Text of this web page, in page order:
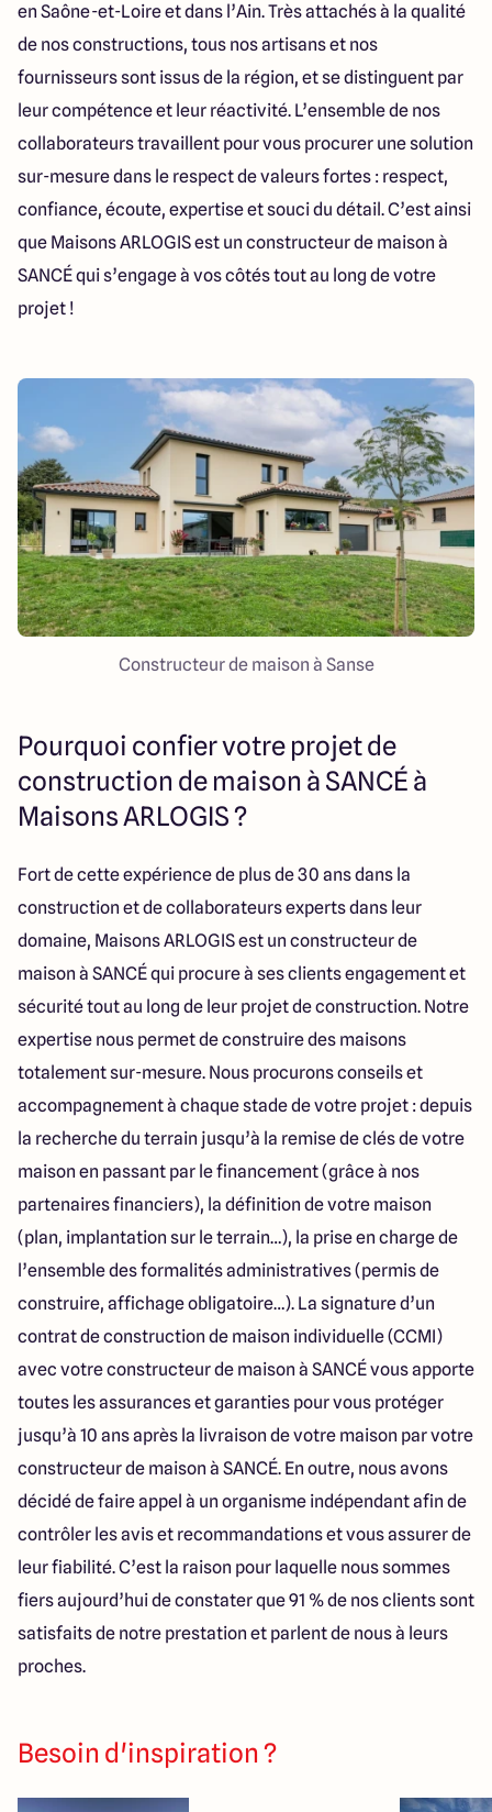
en Saône-et-Loire et dans l’Ain. Très attachés à la qualité
de nos constructions, tous nos artisans et nos
fournisseurs sont issus de la région, et se distinguent par
leur compétence et leur réactivité. L’ensemble de nos
collaborateurs travaillent pour vous procurer une solution
sur-mesure dans le respect de valeurs fortes : respect,
confiance, écoute, expertise et souci du détail. C’est ainsi
que Maisons ARLOGIS est un constructeur de maison à
SANCÉ qui s’engage à vos côtés tout au long de votre
projet !
Constructeur de maison à Sanse
Pourquoi confier votre projet de
construction de maison à SANCÉ à
Maisons ARLOGIS ?
Fort de cette expérience de plus de 30 ans dans la
construction et de collaborateurs experts dans leur
domaine, Maisons ARLOGIS est un constructeur de
maison à SANCÉ qui procure à ses clients engagement et
sécurité tout au long de leur projet de construction. Notre
expertise nous permet de construire des maisons
totalement sur-mesure. Nous procurons conseils et
accompagnement à chaque stade de votre projet : depuis
la recherche du terrain jusqu’à la remise de clés de votre
maison en passant par le financement (grâce à nos
partenaires financiers), la définition de votre maison
(plan, implantation sur le terrain…), la prise en charge de
l’ensemble des formalités administratives (permis de
construire, affichage obligatoire…). La signature d’un
contrat de construction de maison individuelle (CCMI)
avec votre constructeur de maison à SANCÉ vous apporte
toutes les assurances et garanties pour vous protéger
jusqu’à 10 ans après la livraison de votre maison par votre
constructeur de maison à SANCÉ. En outre, nous avons
décidé de faire appel à un organisme indépendant afin de
contrôler les avis et recommandations et vous assurer de
leur fiabilité. C’est la raison pour laquelle nous sommes
fiers aujourd’hui de constater que 91 % de nos clients sont
satisfaits de notre prestation et parlent de nous à leurs
proches.
Besoin d'inspiration ?